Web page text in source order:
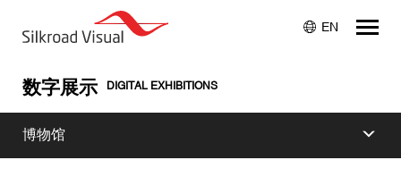
EN
数字展示 DIGITAL EXHIBITIONS
博物馆